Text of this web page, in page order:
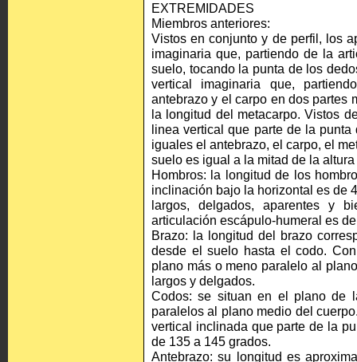
EXTREMIDADES
Miembros anteriores:
Vistos en conjunto y de perfil, los
imaginaria que, partiendo de la
suelo, tocando la punta de los
vertical imaginaria que,
antebrazo y el carpo en dos partes
la longitud del metacarpo. Vistos
linea vertical que parte de la
iguales el antebrazo, el carpo, el
suelo es igual a la mitad de la
Hombros: la longitud de los
inclinación bajo la horizontal es de
largos, delgados, aparentes y
articulación escápulo-humeral es
Brazo: la longitud del brazo
desde el suelo hasta el codo.
plano más o meno paralelo al
largos y delgados.
Codos: se situan en el plano de
paralelos al plano medio del
vertical inclinada que parte de la
de 135 a 145 grados.
Antebrazo: su longitud es